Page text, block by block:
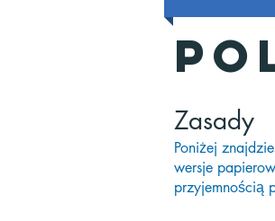
Zasady
Poniżej
wersje
przyjemnością